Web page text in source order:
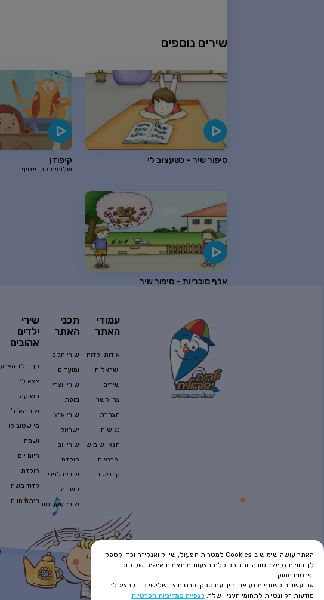
שירים נוספים
סיפור שיר – כשעצוב לי קיפודן
שלומית כהן אסיף
אלף סוכריות – סיפור שיר
עמודי
האתר
אודות ילדות
ישראלית
שירים
צרו קשר
הצהרת
נגישות
תנאי שימוש
ופרטיות
קרדיטים
תכני
האתר
שירי חגים
ומועדים
שירי יוצרי
מופת
שירי ארץ
ישראל
שירי יום
הולדת
שירים לפני
השינה
שירי בוקר טוב
שירי
ילדים
אהובים
כך נולד הצבע
אצא לי
השוקה
שיר הא' ב'
מי שטוב לו
ושמח
היום יום
הולדת
לדוד משה
היתה חווה
האתר עושה שימוש ב-Cookies למטרות תפעול, שיווק ואנליזה וכדי לספק
לך חוויית גלישה טובה יותר הכוללת הצעות מותאמות אישית של תוכן
ופרסום ממוקד.
אנו עשויים לשתף מידע אודותיך עם ספקי פרסום צד שלישי כדי להציג לך
מודעות רלוונטיות לתחומי העניין שלך. לצפייה במדיניות הפרטיות